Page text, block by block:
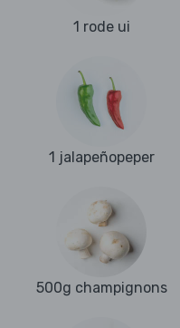
1 rode ui
1 jalapeñopeper
500g champignons